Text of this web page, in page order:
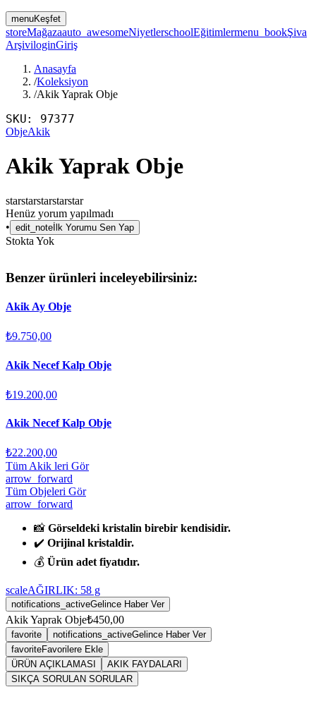
menuKeşfet
storeMağazaauto_awesomeNiyetlerschoolEğitimlermenu_bookŞiva
ArşiviloginGiriş
Anasayfa
/Koleksiyon
/Akik Yaprak Obje
SKU: 97377
ObjeAkik
Akik Yaprak Obje
starstarstarstarstar
Henüz yorum yapılmadı
• edit_note İlk Yorumu Sen Yap
Stokta Yok
Benzer ürünleri inceleyebilirsiniz:
Akik Ay Obje
₺9.750,00
Akik Necef Kalp Obje
₺19.200,00
Akik Necef Kalp Obje
₺22.200,00
Tüm Akik leri Gör
arrow_forward
Tüm Objeleri Gör
arrow_forward
📸 Görseldeki kristalin birebir kendisidir.
✔️ Orijinal kristaldir.
💰 Ürün adet fiyatıdır.
scaleAĞIRLIK: 58 g
notifications_activeGelince Haber Ver
Akik Yaprak Obje₺450,00
favorite notifications_activeGelince Haber Ver
favoriteFavorilere Ekle
ÜRÜN AÇIKLAMASI
AKIK FAYDALARI
SIKÇA SORULAN SORULAR